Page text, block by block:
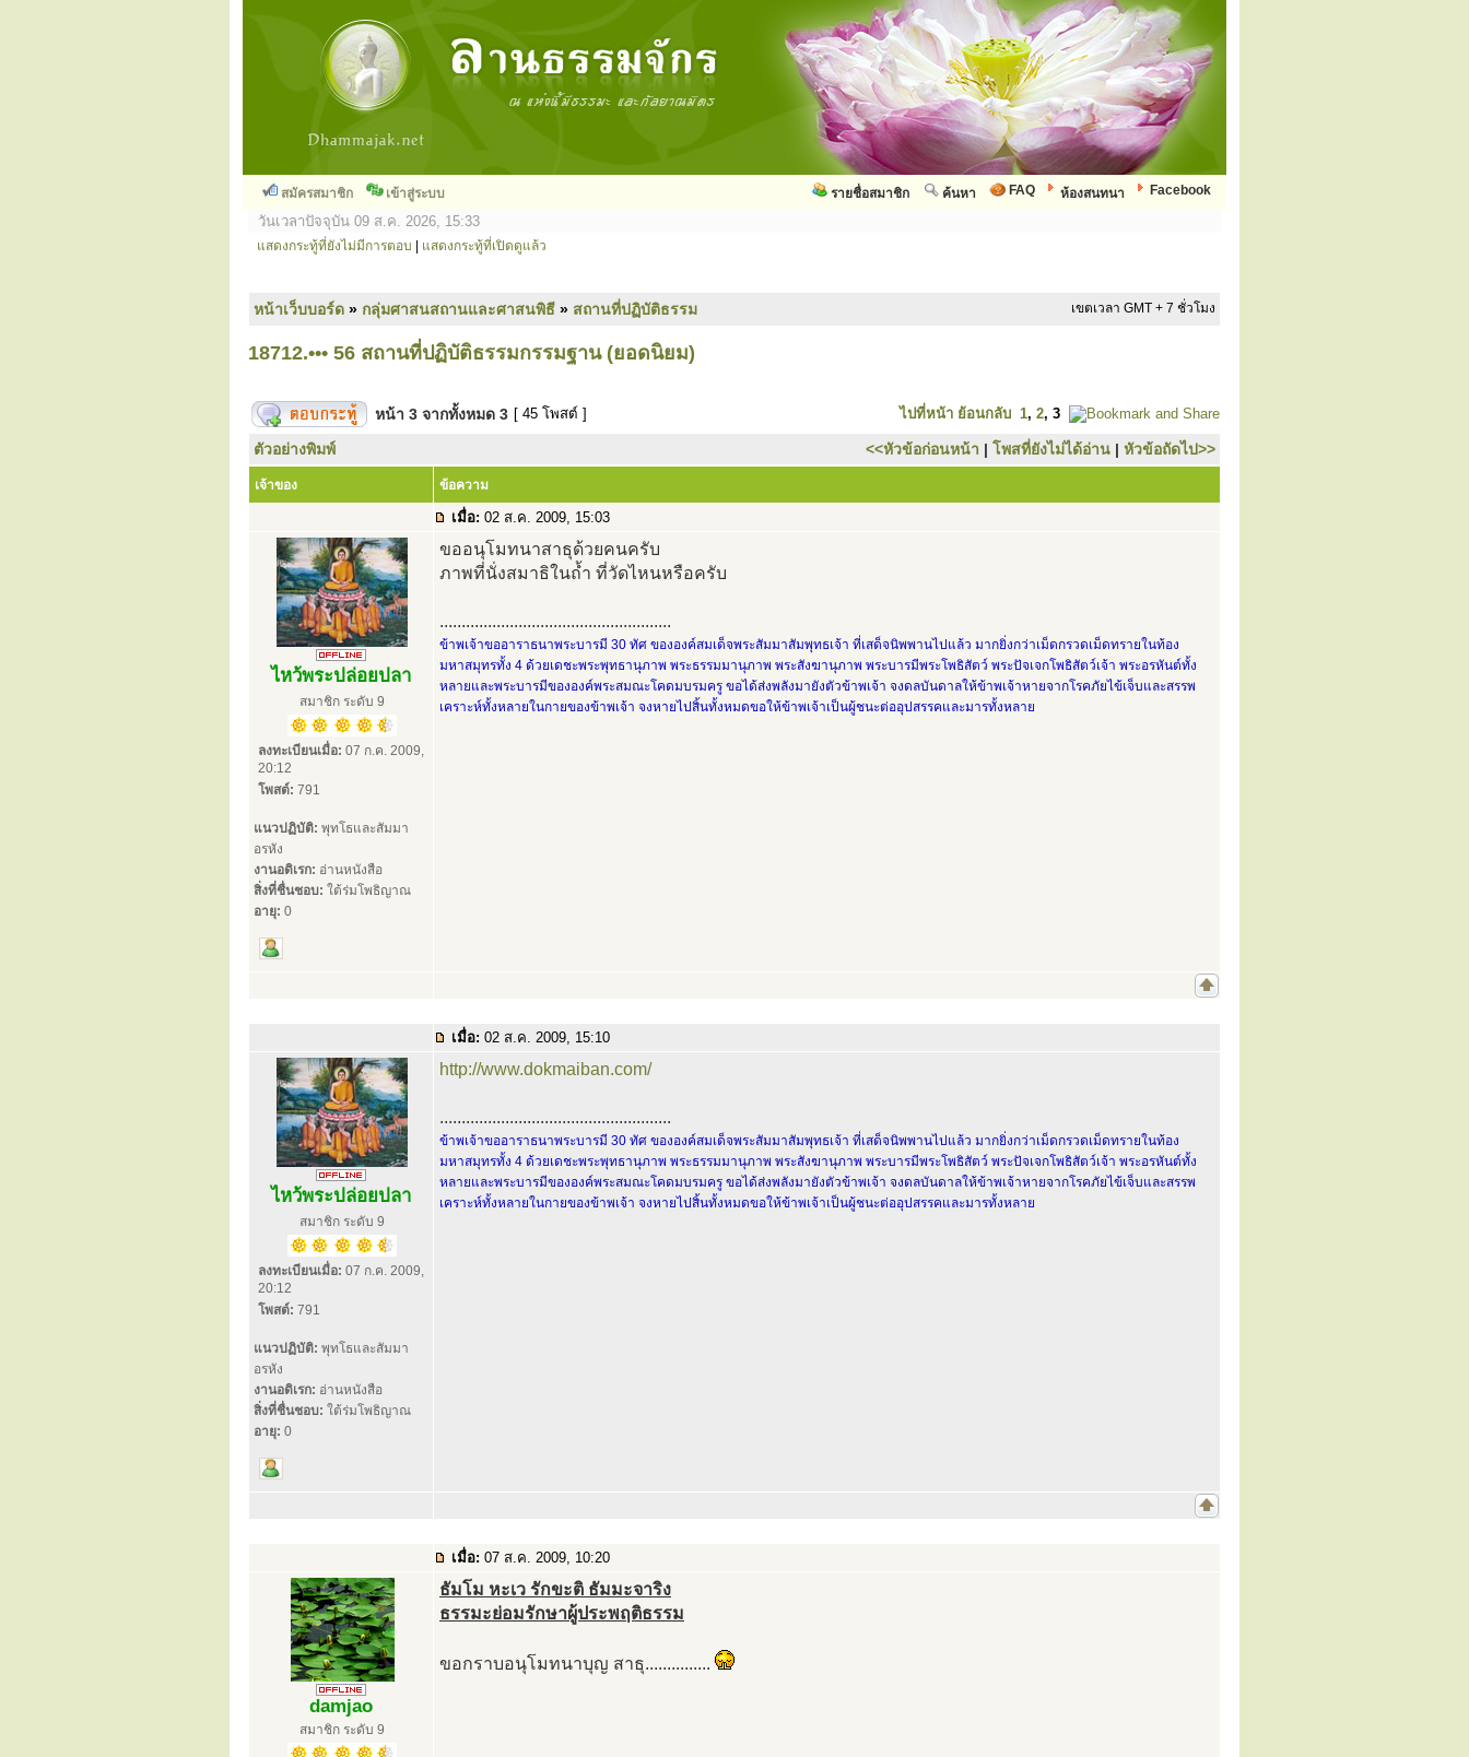
สมัครสมาชิก เข้าสู่ระบบ Facebook
ห้องสนทนา
FAQ
ค้นหา
รายชื่อสมาชิก
วันเวลาปัจจุบัน 09 ส.ค. 2026, 15:33
แสดงกระทู้ที่ยังไม่มีการตอบ แสดงกระทู้ที่เปิดดูแล้ว
หน้าเว็บบอร์ด » กลุ่มศาสนสถานและศาสนพิธี » สถานที่ปฏิบัติธรรม เขตเวลา GMT + 7 ชั่วโมง
18712.••• 56 สถานที่ปฏิบัติธรรมกรรมฐาน (ยอดนิยม)
หน้า 3 จากทั้งหมด 3 [ 45 โพสต์ ] ไปที่หน้า ย้อนกลับ 1, 2, 3
ตัวอย่างพิมพ์ <<หัวข้อก่อนหน้า | โพสที่ยังไม่ได้อ่าน | หัวข้อถัดไป>>
เจ้าของ ข้อความ
เมื่อ: 02 ส.ค. 2009, 15:03
ไหว้พระปล่อยปลา
สมาชิก ระดับ 9
ลงทะเบียนเมื่อ: 07 ก.ค. 2009,
20:12
โพสต์: 791
แนวปฏิบัติ: พุทโธและสัมมา
อรหัง
งานอดิเรก: อ่านหนังสือ
สิ่งที่ชื่นชอบ: ใต้ร่มโพธิญาณ
อายุ: 0
ขออนุโมทนาสาธุด้วยคนครับ
ภาพที่นั่งสมาธิในถ้ำ ที่วัดไหนหรือครับ
.....................................................
ข้าพเจ้าขออาราธนาพระบารมี 30 ทัศ ขององค์สมเด็จพระสัมมาสัมพุทธเจ้า ที่เสด็จนิพพานไปแล้ว มากยิ่งกว่าเม็ดกรวดเม็ดทรายในท้อง
มหาสมุทรทั้ง 4 ด้วยเดชะพระพุทธานุภาพ พระธรรมมานุภาพ พระสังฆานุภาพ พระบารมีพระโพธิสัตว์ พระปัจเจกโพธิสัตว์เจ้า พระอรหันต์ทั้ง
หลายและพระบารมีขององค์พระสมณะโคดมบรมครู ขอได้ส่งพลังมายังตัวข้าพเจ้า จงดลบันดาลให้ข้าพเจ้าหายจากโรคภัยไข้เจ็บและสรรพ
เคราะห์ทั้งหลายในกายของข้าพเจ้า จงหายไปสิ้นทั้งหมดขอให้ข้าพเจ้าเป็นผู้ชนะต่ออุปสรรคและมารทั้งหลาย
เมื่อ: 02 ส.ค. 2009, 15:10
ไหว้พระปล่อยปลา
สมาชิก ระดับ 9
ลงทะเบียนเมื่อ: 07 ก.ค. 2009,
20:12
โพสต์: 791
แนวปฏิบัติ: พุทโธและสัมมา
อรหัง
งานอดิเรก: อ่านหนังสือ
สิ่งที่ชื่นชอบ: ใต้ร่มโพธิญาณ
อายุ: 0
http://www.dokmaiban.com/
.....................................................
ข้าพเจ้าขออาราธนาพระบารมี 30 ทัศ ขององค์สมเด็จพระสัมมาสัมพุทธเจ้า ที่เสด็จนิพพานไปแล้ว มากยิ่งกว่าเม็ดกรวดเม็ดทรายในท้อง
มหาสมุทรทั้ง 4 ด้วยเดชะพระพุทธานุภาพ พระธรรมมานุภาพ พระสังฆานุภาพ พระบารมีพระโพธิสัตว์ พระปัจเจกโพธิสัตว์เจ้า พระอรหันต์ทั้ง
หลายและพระบารมีขององค์พระสมณะโคดมบรมครู ขอได้ส่งพลังมายังตัวข้าพเจ้า จงดลบันดาลให้ข้าพเจ้าหายจากโรคภัยไข้เจ็บและสรรพ
เคราะห์ทั้งหลายในกายของข้าพเจ้า จงหายไปสิ้นทั้งหมดขอให้ข้าพเจ้าเป็นผู้ชนะต่ออุปสรรคและมารทั้งหลาย
เมื่อ: 07 ส.ค. 2009, 10:20
damjao
สมาชิก ระดับ 9
ธัมโม หะเว รักขะติ ธัมมะจาริง
ธรรมะย่อมรักษาผู้ประพฤติธรรม
ขอกราบอนุโมทนาบุญ สาธุ...............